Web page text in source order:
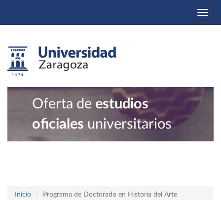
Oferta de estudios
oficiales universitarios
Inicio Programa de Doctorado en Historia del Arte